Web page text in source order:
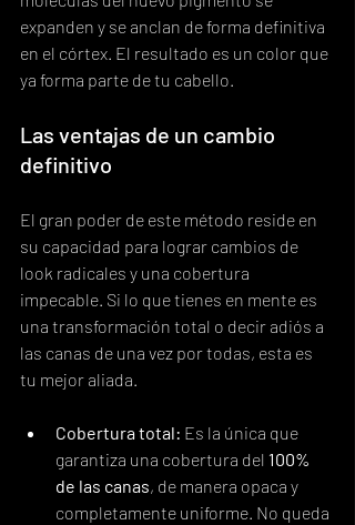
expanden y se anclan de forma definitiva
en el córtex. El resultado es un color que
ya forma parte de tu cabello.
Las ventajas de un cambio
definitivo
El gran poder de este método reside en
su capacidad para lograr cambios de
look radicales y una cobertura
impecable. Si lo que tienes en mente es
una transformación total o decir adiós a
las canas de una vez por todas, esta es
tu mejor aliada.
Cobertura total: Es la única que
garantiza una cobertura del 100%
de las canas, de manera opaca y
completamente uniforme. No queda